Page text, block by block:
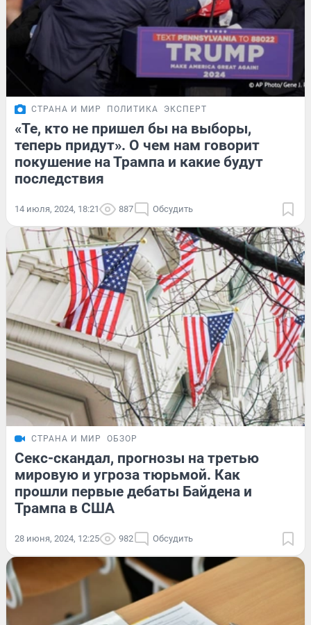
СТРАНА И МИР ПОЛИТИКА ЭКСПЕРТ
«Те, кто не пришел бы на выборы,
теперь придут». О чем нам говорит
покушение на Трампа и какие будут
последствия
14 июля, 2024, 18:21 887 Обсудить
СТРАНА И МИР ОБЗОР
Секс-скандал, прогнозы на третью
мировую и угроза тюрьмой. Как
прошли первые дебаты Байдена и
Трампа в США
28 июня, 2024, 12:25 982 Обсудить